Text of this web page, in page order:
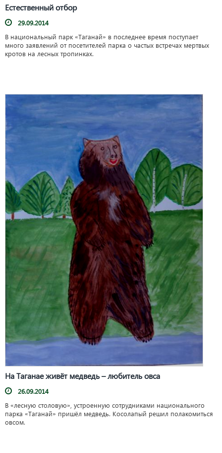
Естественный отбор
29.09.2014
В национальный парк «Таганай» в последнее время поступает
много заявлений от посетителей парка о частых встречах мертвых
кротов на лесных тропинках.
На Таганае живёт медведь – любитель овса
26.09.2014
В «лесную столовую», устроенную сотрудниками национального
парка «Таганай» пришёл медведь. Косолапый решил полакомиться
овсом.